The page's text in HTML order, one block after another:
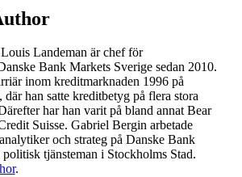
Landeman är chef för
Bank Markets Sverige sedan 2010.
inom kreditmarknaden 1996 på
där han satte kreditbetyg på flera stora
har han varit på bland annat Bear
Suisse. Gabriel Bergin arbetade
och strateg på Danske Bank
tjänsteman i Stockholms Stad.
.